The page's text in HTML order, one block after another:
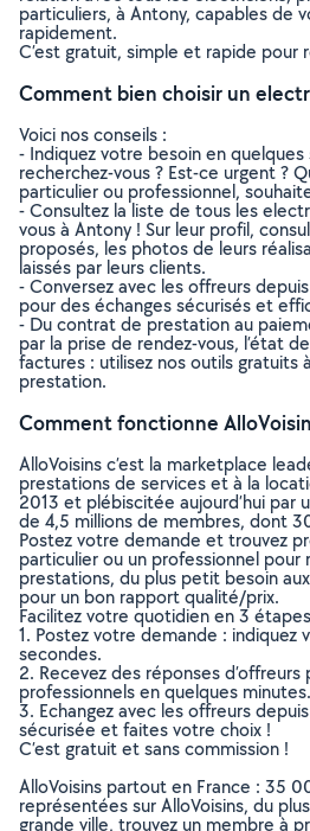
particuliers, à Antony, capables de
rapidement.
C’est gratuit, simple et rapide pour
Comment bien choisir un
Voici nos conseils :
- Indiquez votre besoin en
recherchez-vous ? Est-ce urgent ?
particulier ou professionnel,
- Consultez la liste de tous les
vous à Antony ! Sur leur profil,
proposés, les photos de leurs
laissés par leurs clients.
- Conversez avec les offreurs
pour des échanges sécurisés et
- Du contrat de prestation au
par la prise de rendez-vous, l’état
factures : utilisez nos outils gratuits
prestation.
Comment fonctionne
AlloVoisins c’est la marketplace
prestations de services et à la
2013 et plébiscitée aujourd’hui par
de 4,5 millions de membres, dont
Postez votre demande et trouvez
particulier ou un professionnel pour
prestations, du plus petit besoin
pour un bon rapport qualité/prix.
Facilitez votre quotidien en 3
1. Postez votre demande : indiquez
secondes.
2. Recevez des réponses
professionnels en quelques minutes.
3. Echangez avec les offreurs
sécurisée et faites votre choix !
C’est gratuit et sans commission !
AlloVoisins partout en France : 35
représentées sur AlloVoisins, du
grande ville, trouvez un membre à